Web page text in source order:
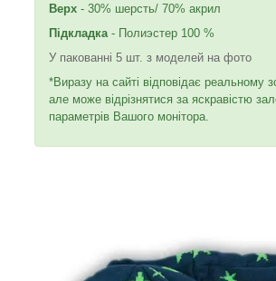
Верх - 30% шерсть/ 70% акрил
Підкладка - Полиэстер 100 %
У пакованні 5 шт. з моделей на фото
*Виразу на сайті відповідає реальному
але може відрізнятися за яскравістю
параметрів Вашого монітора.